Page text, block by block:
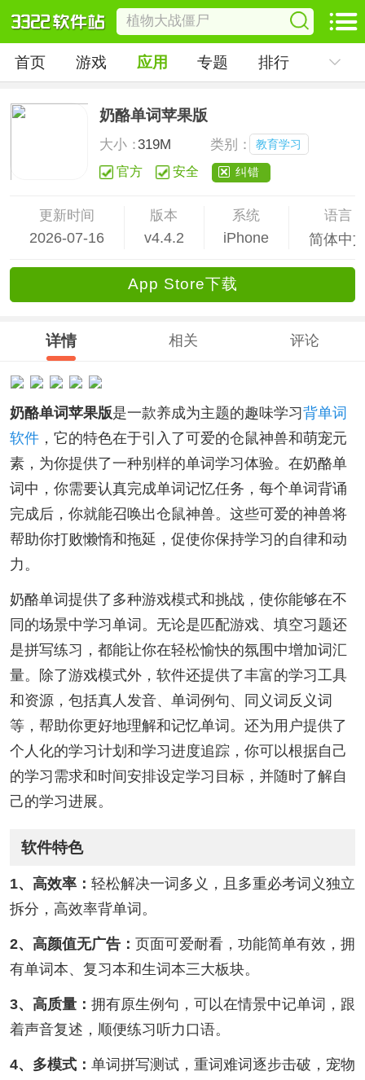
首页 游戏 应用 专题 排行
奶酪单词苹果版
大小：319M 类别： 教育学习
官方 安全 纠错
更新时间
2026-07-16
版本
v4.4.2
系统
iPhone
语言
简体中
App Store下载
详情 相关 评论
奶酪单词苹果版是一款养成为主题的趣味学习 背单词
软件，它的特色在于引入了可爱的仓鼠神兽和萌宠元
素，为你提供了一种别样的单词学习体验。在奶酪单
词中，你需要认真完成单词记忆任务，每个单词背诵
完成后，你就能召唤出仓鼠神兽。这些可爱的神兽将
帮助你打败懒惰和拖延，促使你保持学习的自律和动
力。
奶酪单词提供了多种游戏模式和挑战，使你能够在不
同的场景中学习单词。无论是匹配游戏、填空习题还
是拼写练习，都能让你在轻松愉快的氛围中增加词汇
量。除了游戏模式外，软件还提供了丰富的学习工具
和资源，包括真人发音、单词例句、同义词反义词
等，帮助你更好地理解和记忆单词。还为用户提供了
个人化的学习计划和学习进度追踪，你可以根据自己
的学习需求和时间安排设定学习目标，并随时了解自
己的学习进展。
软件特色
1、高效率： 轻松解决一词多义，且多重必考词义独立
拆分，高效率背单词。
2、高颜值无广告： 页面可爱耐看，功能简单有效，拥
有单词本、复习本和生词本三大板块。
3、高质量： 拥有原生例句，可以在情景中记单词，跟
着声音复述，顺便练习听力口语。
4、多模式： 单词拼写测试，重词难词逐步击破，宠物